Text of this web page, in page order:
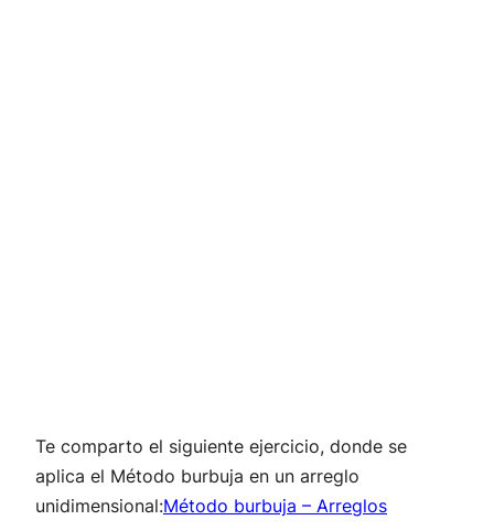
Te comparto el siguiente ejercicio, donde se
aplica el Método burbuja en un arreglo
unidimensional:Método burbuja – Arreglos